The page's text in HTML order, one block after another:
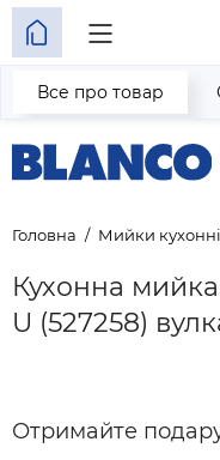
Головна Мийки кухонні
Кухонна
U (527258)
Отримайте
Все про товар